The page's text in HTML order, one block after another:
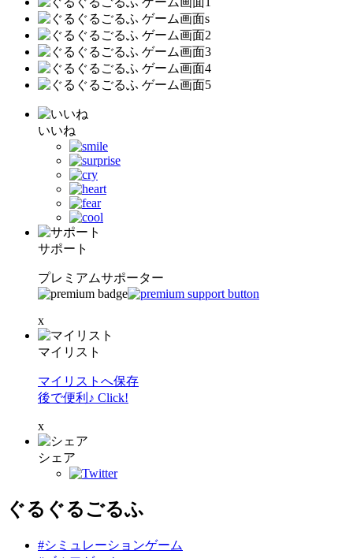
いいね
サポート
プレミアムサポーター
x
マイリスト
マイリストへ保存
後で便利♪ Click!
x
シェア
ぐるぐるごるふ
#シミュレーションゲーム